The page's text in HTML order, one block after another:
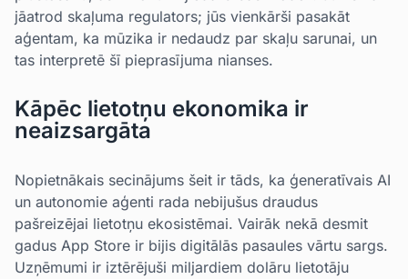
jāatrod skaļuma regulators; jūs vienkārši pasakāt
aģentam, ka mūzika ir nedaudz par skaļu sarunai, un
tas interpretē šī pieprasījuma nianses.
Kāpēc lietotņu ekonomika ir
neaizsargāta
Nopietnākais secinājums šeit ir tāds, ka ģeneratīvais AI
un autonomie aģenti rada nebijušus draudus
pašreizējai lietotņu ekosistēmai. Vairāk nekā desmit
gadus App Store ir bijis digitālās pasaules vārtu sargs.
Uzņēmumi ir iztērējuši miljardiem dolāru lietotāju